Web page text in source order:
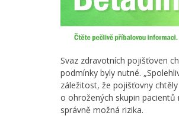
Svaz zdravotních pojišťoven
podmínky byly nutné.
záležitost, že pojišťovny
o ohrožených skupin pacientů
správně možná rizika.